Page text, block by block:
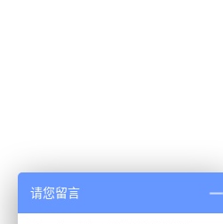
请您留言